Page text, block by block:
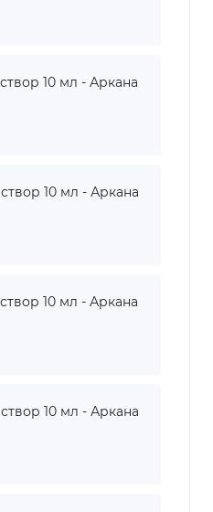
10 мл - Аркана
10 мл - Аркана
10 мл - Аркана
10 мл - Аркана